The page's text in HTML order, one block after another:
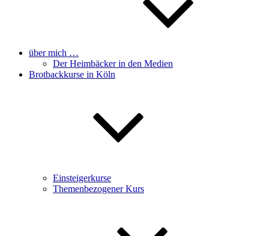
über mich …
Der Heimbäcker in den Medien
Brotbackkurse in Köln
Einsteigerkurse
Themenbezogener Kurs